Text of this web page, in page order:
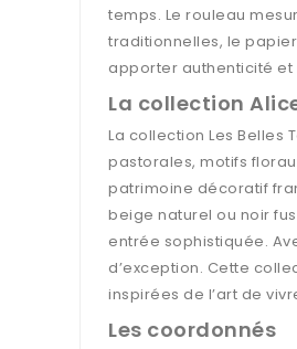
temps. Le rouleau
traditionnelles, le
apporter authenticité
La collection
La collection Les Belles
pastorales, motifs
patrimoine décoratif
beige naturel ou noir
entrée sophistiquée.
d’exception. Cette
inspirées de l’art de
Les coordonnés